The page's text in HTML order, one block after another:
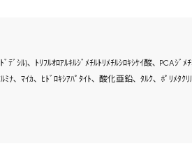
ﾞｼﾙ)､ ﾄﾘﾌﾙｵﾛｱﾙｷﾙｼﾞﾒﾁﾙﾄﾘﾒﾁﾙｼﾛｷｼｹｲ酸､ PCAｼﾞ
ﾅ､ ﾏｲｶ､ ﾋﾄﾞﾛｷｼｱﾊﾟﾀｲﾄ､ 酸化亜鉛､ ﾀﾙｸ､ ﾎﾟﾘﾒﾀｸ